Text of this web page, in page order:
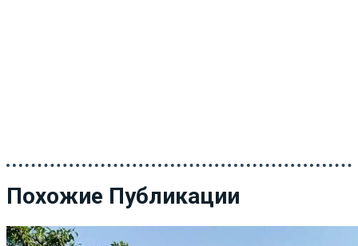
Похожие Публикации